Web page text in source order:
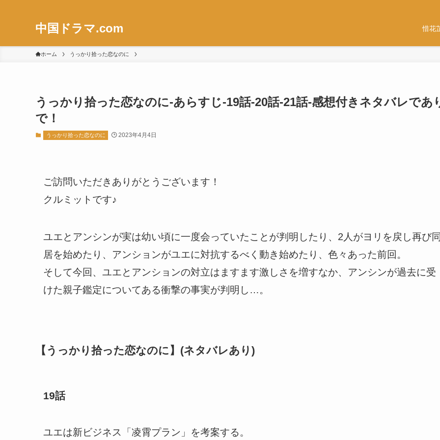
中国ドラマ.com 惜花
ホーム うっかり拾った恋なのに
うっかり拾った恋なのに-あらすじ-19話-20話-21話-感想付きネタバレであ
で！
うっかり拾った恋なのに 2023年4月4日
ご訪問いただきありがとうございます！
クルミットです♪
ユエとアンシンが実は幼い頃に一度会っていたことが判明したり、2人がヨリを戻し再び
居を始めたり、アンションがユエに対抗するべく動き始めたり、色々あった前回。
そして今回、ユエとアンションの対立はますます激しさを増すなか、アンシンが過去に受
けた親子鑑定についてある衝撃の事実が判明し…。
【うっかり拾った恋なのに】(ネタバレあり)
19話
ユエは新ビジネス「凌霄プラン」を考案する。